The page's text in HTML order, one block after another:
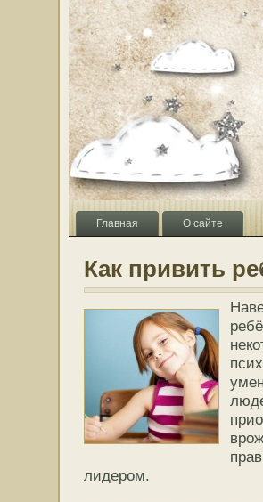
Главная О сайте
Как привить
лидером.